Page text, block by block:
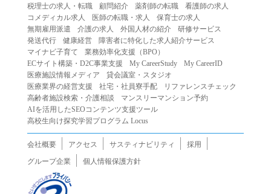
（６）営利を目的とした行為
（７）政治・選挙・宗教活動またはそれらに類する行為
（８）本サービスの運営を妨害する行為
（９）法令違反、犯罪行為、または公序良俗に反する行為
（１０）暴力的な要求行為、または法的な責任を超えた不
当な要求行為
（１１）その他当社が不適切であると判断する行為
２.当社は、前項の定めに該当する行為を行った利用者に対
の提供を停止または中断することができるものとします。
第５条（免責）
１.当社は、本サービスの利用（これらに伴う当社または第
三者の情報提供行為等を含みます）により、利用者に生じ
税理士の求人・転職
顧問紹介 薬剤師の転職
看護師の求人
コメディカル求人
医師の転職・求人
保育士の求人
無期雇用派遣
介護の求人 外国人材の紹介
研修サービス
発送代行
健康経営
障害者に特化した求人紹介サービス
マイナビ子育て
業務効率化支援（BPO）
ECサイト構築・D2C事業支援
My CareerStudy
My CareerID
医療施設情報メディア
貸会議室・スタジオ
医療業界の経営支援
社宅・社員寮手配
リファレンスチェック
高齢者施設検索・介護相談
マンスリーマンション予約
AIを活用したSEOコンテンツ支援ツール
高校生向け探究学習プログラム Locus
会社概要 アクセス サスティナビリティ
採用
グループ企業
個人情報保護方針